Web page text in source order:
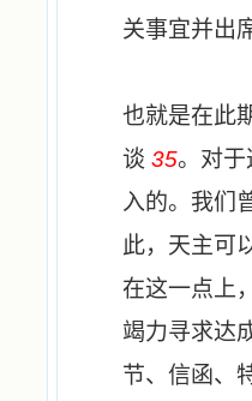
关事宜并出
也就是在此
谈 35。对
入的。我们
此，天主可
在这一点上
竭力寻求达
节、信函、